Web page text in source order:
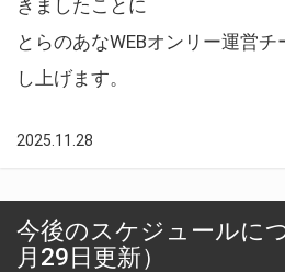
きましたことに
とらのあなWEBオンリー運営
し上げます。
2025.11.28
今後のスケジュールに
月29日更新）